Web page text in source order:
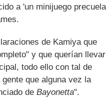
a 'un minijuego precuela
de Kamiya que
y que querían llevar
todo ello con tal de
gente que alguna vez la
de Bayonetta".